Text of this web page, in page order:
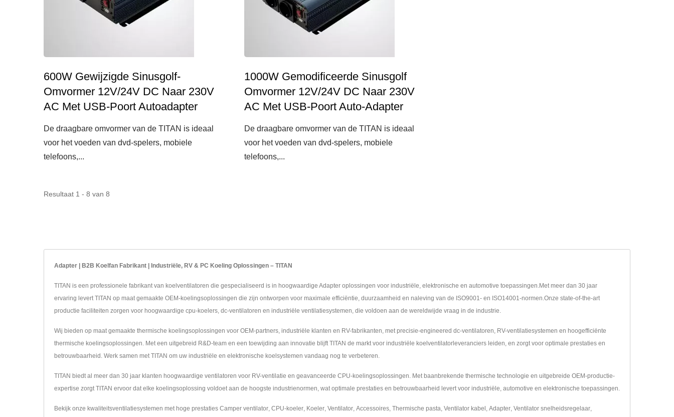
600W Gewijzigde Sinusgolf-
Omvormer 12V/24V DC Naar 230V
AC Met USB-Poort Autoadapter
De draagbare omvormer van de TITAN is ideaal
voor het voeden van dvd-spelers, mobiele
telefoons,...
1000W Gemodificeerde Sinusgolf
Omvormer 12V/24V DC Naar 230V
AC Met USB-Poort Auto-Adapter
De draagbare omvormer van de TITAN is ideaal
voor het voeden van dvd-spelers, mobiele
telefoons,...
Resultaat 1 - 8 van 8
Adapter | B2B Koelfan Fabrikant | Industriële, RV & PC Koeling Oplossingen – TITAN
TITAN is een professionele fabrikant van koelventilatoren die gespecialiseerd is in hoogwaardige Adapter oplossingen voor industriële, elektronische en automotive toepassingen.Met meer dan 30 jaar
ervaring levert TITAN op maat gemaakte OEM-koelingsoplossingen die zijn ontworpen voor maximale efficiëntie, duurzaamheid en naleving van de ISO9001- en ISO14001-normen.Onze state-of-the-art
productie faciliteiten zorgen voor hoogwaardige cpu-koelers, dc-ventilatoren en industriële ventilatiesystemen, die voldoen aan de wereldwijde vraag in de industrie.
Wij bieden op maat gemaakte thermische koelingsoplossingen voor OEM-partners, industriële klanten en RV-fabrikanten, met precisie-engineered dc-ventilatoren, RV-ventilatiesystemen en hoogefficiënte
thermische koelingsoplossingen. Met een uitgebreid R&D-team en een toewijding aan innovatie blijft TITAN de markt voor industriële koelventilatorleveranciers leiden, en zorgt voor optimale prestaties en
betrouwbaarheid. Werk samen met TITAN om uw industriële en elektronische koelsystemen vandaag nog te verbeteren.
TITAN biedt al meer dan 30 jaar klanten hoogwaardige ventilatoren voor RV-ventilatie en geavanceerde CPU-koelingsoplossingen. Met baanbrekende thermische technologie en uitgebreide OEM-productie-
expertise zorgt TITAN ervoor dat elke koelingsoplossing voldoet aan de hoogste industrienormen, wat optimale prestaties en betrouwbaarheid levert voor industriële, automotive en elektronische toepassingen.
Bekijk onze kwaliteitsventilatiesystemen met hoge prestaties Camper ventilator, CPU-koeler, Koeler, Ventilator, Accessoires, Thermische pasta, Ventilator kabel , Adapter, Ventilator snelheidsregelaar,